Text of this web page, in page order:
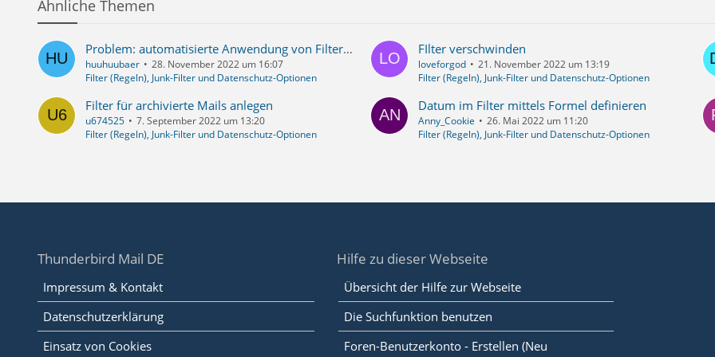
Ähnliche Themen
Problem: automatisierte Anwendung von Filtern auf Unterordner
huuhuubaer
28. November 2022 um 16:07
Filter (Regeln), Junk-Filter und Datenschutz-Optionen
FIlter verschwinden
loveforgod
21. November 2022 um 13:19
Filter (Regeln), Junk-Filter und Datenschutz-Optionen
Filter für archivierte Mails anlegen
u674525
7. September 2022 um 13:20
Filter (Regeln), Junk-Filter und Datenschutz-Optionen
Datum im Filter mittels Formel definieren
Anny_Cookie
26. Mai 2022 um 11:20
Filter (Regeln), Junk-Filter und Datenschutz-Optionen
Thunderbird Mail DE
Impressum & Kontakt
Datenschutzerklärung
Einsatz von Cookies
Hilfe zu dieser Webseite
Übersicht der Hilfe zur Webseite
Die Suchfunktion benutzen
Foren-Benutzerkonto - Erstellen (Neu